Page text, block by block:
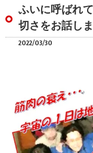
ふいに呼ばれ
切さをお話しま
2022/03/30